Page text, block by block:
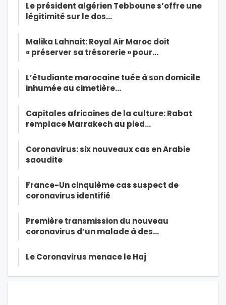
Le président algérien Tebboune s’offre une
légitimité sur le dos…
Malika Lahnait: Royal Air Maroc doit
« préserver sa trésorerie » pour…
L’étudiante marocaine tuée à son domicile
inhumée au cimetière…
Capitales africaines de la culture: Rabat
remplace Marrakech au pied…
Coronavirus: six nouveaux cas en Arabie
saoudite
France-Un cinquième cas suspect de
coronavirus identifié
Première transmission du nouveau
coronavirus d’un malade à des…
Le Coronavirus menace le Haj